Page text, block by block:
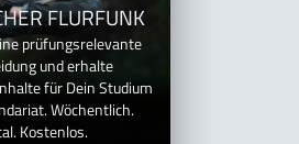
FLURFUNK
prüfungsrelevante
und erhalte
für Dein Studium
Wöchentlich.
Kostenlos.